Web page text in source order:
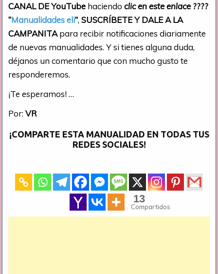
CANAL DE YouTube haciendoclic en este enlace ????
“Manualidades eli”,SUSCRÍBETE Y DALE A LA
CAMPANITApara recibir notificaciones diariamente
de nuevas manualidades. Y si tienes alguna duda,
déjanos un comentario que con mucho gusto te
responderemos.
¡Te esperamos! …
Por:VR
¡COMPARTE ESTA MANUALIDAD EN TODAS TUS
REDES SOCIALES!
13
Compartidos